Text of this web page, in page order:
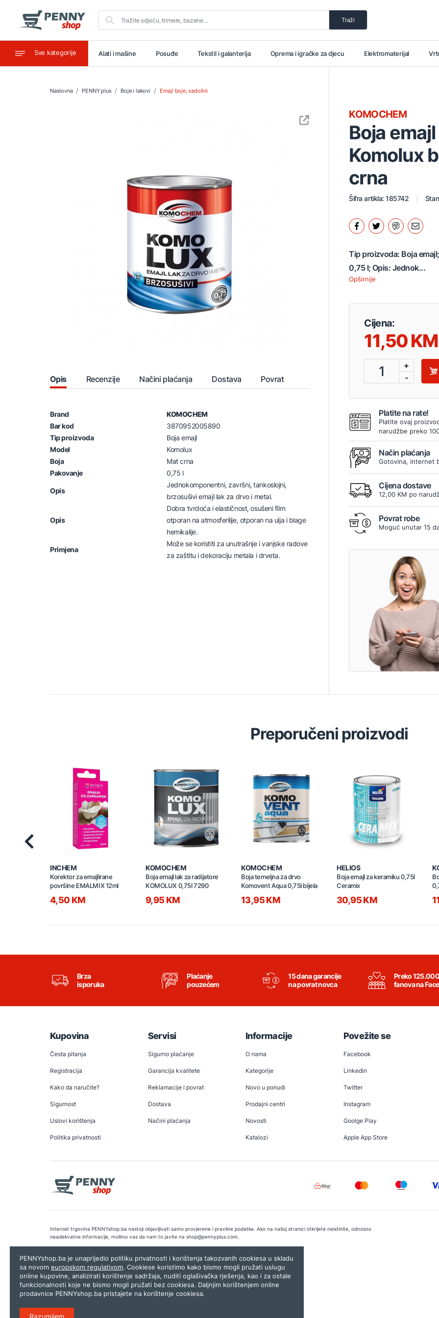
Traži
Sve kategorije
Ugostiteljstvo Alati i mašine Posuđe Tekstil i galanterija Oprema i igračke za djecu Elektromaterijal
Naslovna PENNY plus Boje i lakovi Emajl boje, sadolini
Opis Recenzije Načini plaćanja Dostava Povrat
Brand
KOMOCHEM
Bar kod
3870952005890
Tip proizvoda
Boja emajl
Model
Komolux
Boja
Mat crna
Pakovanje
0,75 l
Opis
Jednokomponentni, završni, tankoslojni,
brzosušivi emajl lak za drvo i metal.
Opis
Dobra tvrdoća i elastičnost, osušeni film
otporan na atmosferilije, otporan na ulja i blage
hemikalije.
Primjena
Može se koristiti za unutrašnje i vanjske radove
za zaštitu i dekoraciju metala i drveta.
Boja
Komolux
crna
KOMOCHEM
Šifra artikla: 185742
Tip proizvoda: Boja
0,75 l; Opis: Jednok...
Opširnije
Cijena:
11,50
1
+
-
Platite na rate!
Platite ovaj
narudžbe preko
Način plaćanja
Gotovina, internet
Cijena dostave
12,00 KM po
Povrat robe
Moguć unutar 15
Preporučeni proizvodi
INCHEM
Korektor za emajlirane
površine EMALMIX 12ml
4,50 KM
KOMOCHEM
Boja emajl lak za radijatore
KOMOLUX 0,75l 7290
9,95 KM
KOMOCHEM
Boja temeljna za drvo
Komovent Aqua 0,75l bijela
13,95 KM
HELIOS
Boja emajl za keramiku 0,75l
Ceramix
30,95 KM
Brza
isporuka
Plaćanje
pouzećem
15 dana garancije
na povrat novca
Preko 125.000
fanova na
Kupovina
Česta pitanja
Registracija
Kako da naručite?
Sigurnost
Uslovi korištenja
Politika privatnosti
Servisi
Sigurno plaćanje
Garancija kvalitete
Reklamacije i povrat
Dostava
Načini plaćanja
Informacije
O nama
Kategorije
Novo u ponudi
Prodajni centri
Novosti
Katalozi
Povežite se
Facebook
Linkedin
Twitter
Instagram
Goolge Play
Apple App Store
Internet trgovina PENNYshop.ba nastoji objavljivati samo provjerene i pravilne podatke. Ako na našoj stranici otkrijete neistinite, odnosno
neadekvatne informacije, molimo vas da nam to javite na shop@pennyplus.com.
Copyright © 2026.Penny plus d.o.o. Sarajevo.Dizajn i programiranje:Lampa.ba
PENNYshop.ba je unaprijedio politiku privatnosti i korištenja takozvanih cookiesa u skladu
sa novom europskom regulativom. Cookiese koristimo kako bismo mogli pružati uslugu
online kupovine, analizirati korištenje sadržaja, nuditi oglašivačka rješenja, kao i za ostale
funkcionalnosti koje ne bismo mogli pružati bez cookiesa. Daljnjim korištenjem online
prodavnice PENNYshop.ba pristajete na korištenje cookiesa.
Razumijem